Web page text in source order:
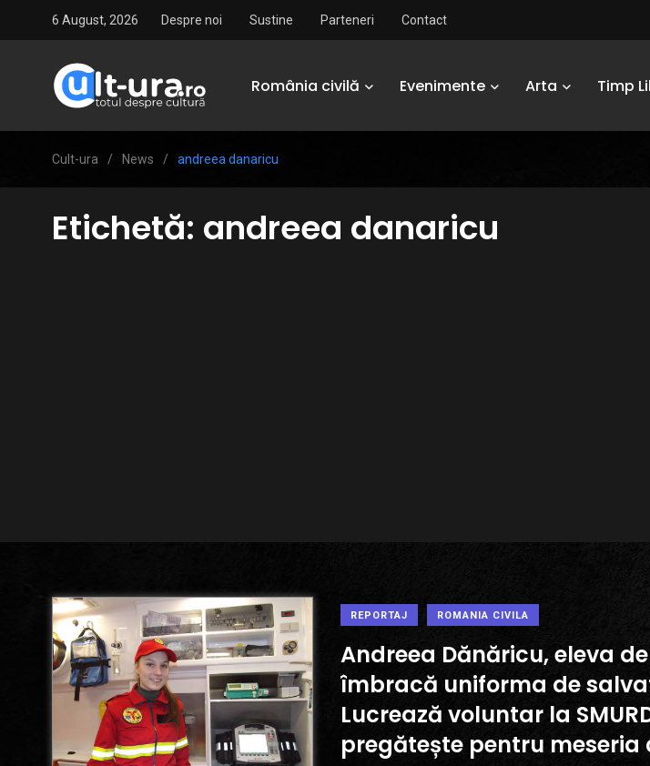
6 August, 2026 Despre noi Sustine Parteneri Contact
România civilă Evenimente Arta Timp
Cult-ura / News / andreea danaricu
Etichetă: andreea danaricu
REPORTAJ ROMANIA CIVILA
Andreea Dănăricu, eleva
îmbracă uniforma de
Lucrează voluntar la
pregătește pentru meseria